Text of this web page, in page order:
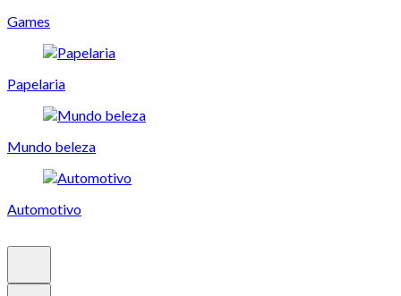
Games
Papelaria
Mundo beleza
Automotivo